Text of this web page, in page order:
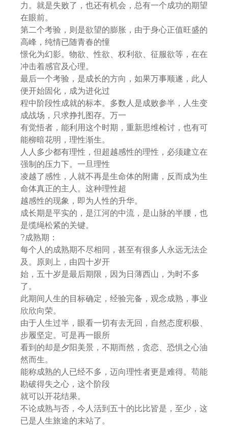
力。就是失败了，也还有机会，总有一个成功的期望
在眼前。
第二个考验，则是欲望的膨胀，由于身心正值旺盛的
高峰，纯情已随青春的憧
憬化为幻影。物欲、性欲、权利欲、征服欲等，在在
冲击着感官及心理。
最后一个考验，是成长的方向，如果万事顺遂，此人
便开始固化，成为进化过
程中阶段性成就的标本。多数人是成败参半，人生变
成战场，只求挣扎图存。万一
有觉悟者，能利用这个时期，重新思维检讨，也有可
能柳暗花明，理性渐生。
人人多少都有理性，但超越感性的理性，必须建立在
强制的压力下。一旦理性
凌越了感性，人就不再是生命体的附庸，反而成为生
命体真正的主人。这种理性超
越感性的现象，即为人性的升华。
成长期是平实的，是江河的中流，是山脉的半腰，也
是缆绳松紧的关键。
?成熟期：
每个人的成熟期不尽相同，甚至有很多人永远无法企
及。原则上，由四十岁开
始，五十岁是最后期限，因为日薄西山，为时不多
了。
此期间人生的目标确定，经验完备，观念成熟，事业
欣欣向荣。
由于人生过半，眼看一切有去无回，自然态度积极、
步履坚定。可是再一眼所
看到的却是夕阳美景，不期而然，贪恋、恐惧之心油
然而生。
能称成熟的人已经不多，迈向理性者更是难得。苟能
勘破得失之心，这个阶段
就可以开花结果。
不论成熟与否，今人活到五十的比比皆是，至少，这
已是人生旅途的末站了。